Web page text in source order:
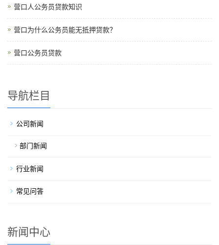
营口人公务员贷款知识
营口为什么公务员能无抵押贷款？
营口公务员贷款
导航栏目
公司新闻
部门新闻
行业新闻
常见问答
新闻中心